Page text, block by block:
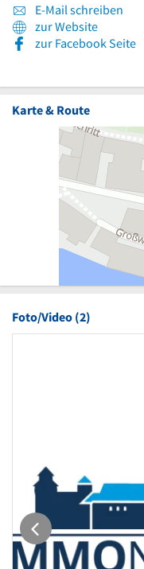
E-Mail schreiben
zur Website
zur Facebook Seite
Karte & Route
Foto/Video (2)